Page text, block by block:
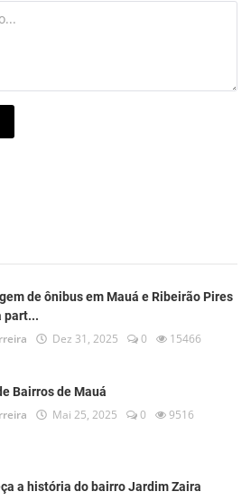
de ônibus em Mauá e Ribeirão Pires
part...
Dez 31, 2025 0 15466
Bairros de Mauá
Mai 25, 2025 0 9516
a história do bairro Jardim Zaira